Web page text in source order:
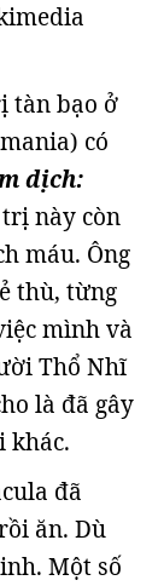
tàn bạo ở
có
dịch:
này còn
máu. Ông
thù, từng
mình và
Thổ Nhĩ
là đã gây
khác.
đã
ăn. Dù
Một số